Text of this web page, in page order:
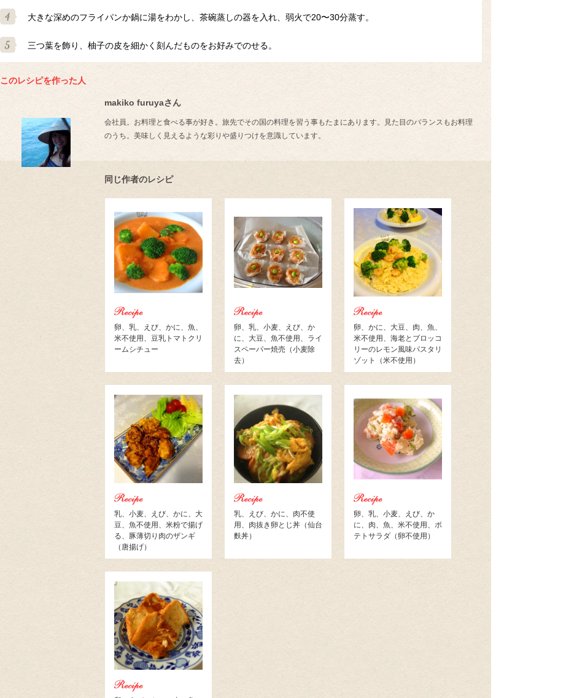
大きな深めのフライパンか鍋に湯をわかし、茶碗蒸しの器を入れ、弱火で20〜30分蒸す。
三つ葉を飾り、柚子の皮を細かく刻んだものをお好みでのせる。
このレシピを作った人
makiko furuyaさん
会社員。お料理と食べる事が好き。旅先でその国の料理を習う事もたまにあります。見た目のバランスもお料理
のうち。美味しく見えるような彩りや盛りつけを意識しています。
同じ作者のレシピ
卵、乳、えび、かに、魚、
米不使用、豆乳トマトクリ
ームシチュー
卵、乳、小麦、えび、か
に、大豆、魚不使用、ライ
スペーパー焼売（小麦除
去）
卵、かに、大豆、肉、魚、
米不使用、海老とブロッコ
リーのレモン風味パスタリ
ゾット（米不使用）
乳、小麦、えび、かに、大
豆、魚不使用、米粉で揚げ
る、豚薄切り肉のザンギ
（唐揚げ）
乳、えび、かに、肉不使
用、肉抜き卵とじ丼（仙台
麩丼）
卵、乳、小麦、えび、か
に、肉、魚、米不使用、ポ
テトサラダ（卵不使用）